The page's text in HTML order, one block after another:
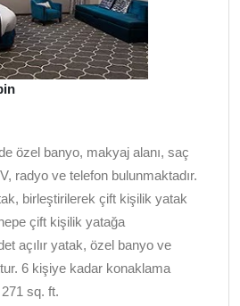
özel banyo, makyaj alanı, saç
radyo ve telefon bulunmaktadır.
birleştirilerek çift kişilik yatak
çift kişilik yatağa
açılır yatak, özel banyo ve
6 kişiye kadar konaklama
sq. ft.